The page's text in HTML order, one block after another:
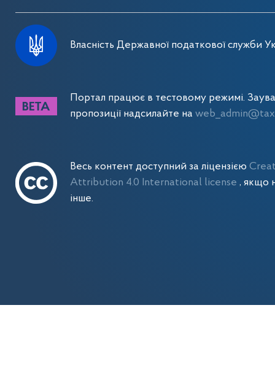
Власність Державної податкової служби
Портал працює в тестовому режимі.
пропозиції надсилайте на
Весь контент доступний за ліцензією
Attribution 4.0 International license, якщо
інше.